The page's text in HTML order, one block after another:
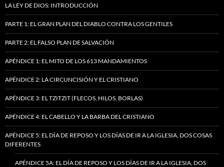
LA LEY DE DIOS: INTRODUCCIÓN
PARTE 1: EL GRAN PLAN DEL DIABLO CONTRA LOS GENTILES
PARTE 2: EL FALSO PLAN DE SALVACIÓN
APÉNDICE 1: EL MITO DE LOS 613 MANDAMIENTOS
APÉNDICE 2: LA CIRCUNCISIÓN Y EL CRISTIANO
APÉNDICE 3: EL TZITZIT (FLECOS, HILOS, BORLAS)
APÉNDICE 4: EL CABELLO Y LA BARBA DEL CRISTIANO
APÉNDICE 5: EL DÍA DE REPOSO Y LOS DÍAS DE IR A LA IGLESIA, DOS COSAS
DIFERENTES
APÉNDICE 5A: EL DÍA DE REPOSO Y LOS DÍAS DE IR A LA IGLESIA, DOS